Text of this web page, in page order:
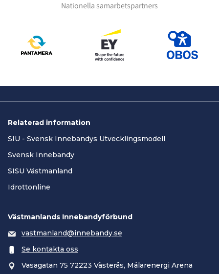
Nationella samarbetspartners
Relaterad information
SIU - Svensk Innebandys Utvecklingsmodell
Svensk Innebandy
SISU Västmanland
Idrottonline
Västmanlands Innebandyförbund
vastmanland@innebandy.se
Se kontakta oss
Vasagatan 75 72223 Västerås, Mälarenergi Arena